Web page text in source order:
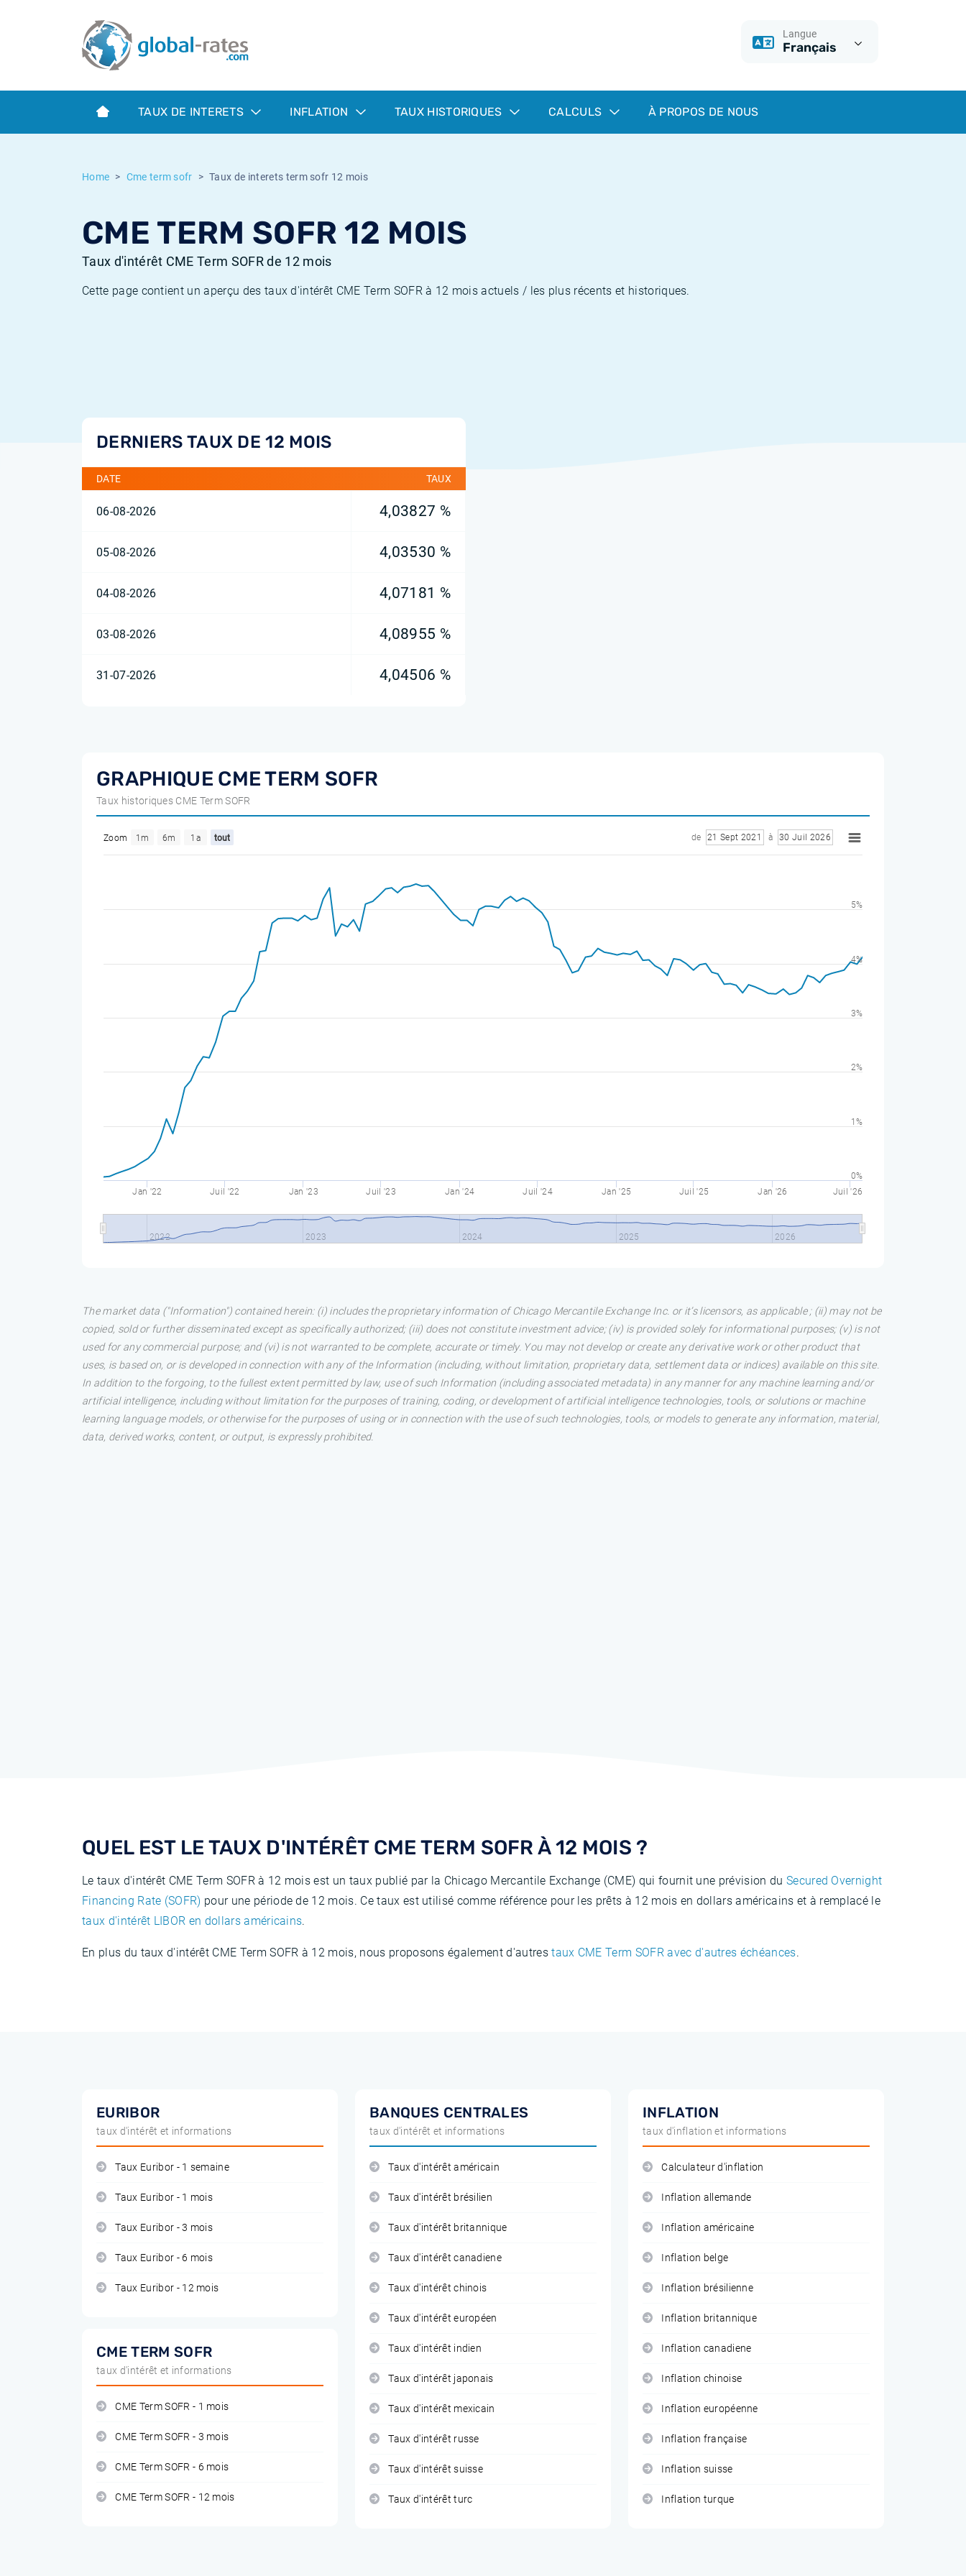
Langue
Français
TAUX DE INTERETS INFLATION TAUX HISTORIQUES CALCULS À PROPOS DE NOUS
Home Cme term sofr Taux de interets term sofr 12 mois
CME TERM SOFR 12 MOIS
Taux d'intérêt CME Term SOFR de 12 mois
Cette page contient un aperçu des taux d'intérêt CME Term SOFR à 12 mois actuels / les plus récents et historiques.
DERNIERS TAUX DE 12 MOIS
DATE TAUX
06-08-2026 4,03827 %
05-08-2026 4,03530 %
04-08-2026 4,07181 %
03-08-2026 4,08955 %
31-07-2026 4,04506 %
GRAPHIQUE CME TERM SOFR
Taux historiques CME Term SOFR
Zoom 1m 6m 1a tout de 21 Sept 2021 à 30 Juil 2026
Jan '22 Juil '22 Jan '23 Juil '23 Jan '24 Juil '24 Jan '25 Juil '25 Jan '26 Juil '26
2022 2023 2024 2025 2026
0%
1%
2%
3%
4%
5%
The market data ("Information") contained herein: (i) includes the proprietary information of Chicago Mercantile Exchange Inc. or it’s licensors, as applicable ; (ii) may not be
copied, sold or further disseminated except as specifically authorized; (iii) does not constitute investment advice; (iv) is provided solely for informational purposes; (v) is not
used for any commercial purpose; and (vi) is not warranted to be complete, accurate or timely. You may not develop or create any derivative work or other product that
uses, is based on, or is developed in connection with any of the Information (including, without limitation, proprietary data, settlement data or indices) available on this site.
In addition to the forgoing, to the fullest extent permitted by law, use of such Information (including associated metadata) in any manner for any machine learning and/or
artificial intelligence, including without limitation for the purposes of training, coding, or development of artificial intelligence technologies, tools, or solutions or machine
learning language models, or otherwise for the purposes of using or in connection with the use of such technologies, tools, or models to generate any information, material,
data, derived works, content, or output, is expressly prohibited.
QUEL EST LE TAUX D'INTÉRÊT CME TERM SOFR À 12 MOIS ?
Le taux d'intérêt CME Term SOFR à 12 mois est un taux publié par la Chicago Mercantile Exchange (CME) qui fournit une prévision du Secured Overnight
Financing Rate (SOFR) pour une période de 12 mois. Ce taux est utilisé comme référence pour les prêts à 12 mois en dollars américains et à remplacé le
taux d'intérêt LIBOR en dollars américains.
En plus du taux d'intérêt CME Term SOFR à 12 mois, nous proposons également d'autrestaux CME Term SOFR avec d'autres échéances.
EURIBOR
taux d'intérêt et informations
Taux Euribor - 1 semaine
Taux Euribor - 1 mois
Taux Euribor - 3 mois
Taux Euribor - 6 mois
Taux Euribor - 12 mois
BANQUES CENTRALES
taux d'intérêt et informations
Taux d'intérêt américain
Taux d'intérêt brésilien
Taux d'intérêt britannique
Taux d'intérêt canadiene
Taux d'intérêt chinois
Taux d'intérêt européen
Taux d'intérêt indien
Taux d'intérêt japonais
Taux d'intérêt mexicain
Taux d'intérêt russe
Taux d'intérêt suisse
Taux d'intérêt turc
INFLATION
taux d'inflation et informations
Calculateur d'inflation
Inflation allemande
Inflation américaine
Inflation belge
Inflation brésilienne
Inflation britannique
Inflation canadiene
Inflation chinoise
Inflation européenne
Inflation française
Inflation suisse
Inflation turque
CME TERM SOFR
taux d'intérêt et informations
CME Term SOFR - 1 mois
CME Term SOFR - 3 mois
CME Term SOFR - 6 mois
CME Term SOFR - 12 mois
Term SOFR
Qu'est-ce que l'inflation IPC?
Qu'est-ce que l'inflation IPCH?
Inflation Français
Taux Euribor historiques
Taux ESTER historiques
Taux d'inflation historiques
Calculateur d’inflation